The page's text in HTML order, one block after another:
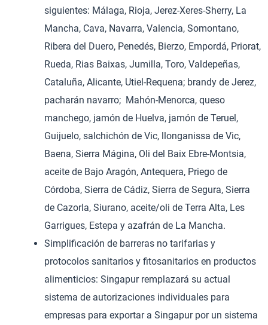
siguientes: Málaga, Rioja, Jerez-Xeres-Sherry, La
Mancha, Cava, Navarra, Valencia, Somontano,
Ribera del Duero, Penedés, Bierzo, Empordá, Priorat,
Rueda, Rias Baixas, Jumilla, Toro, Valdepeñas,
Cataluña, Alicante, Utiel-Requena; brandy de Jerez,
pacharán navarro; Mahón-Menorca, queso
manchego, jamón de Huelva, jamón de Teruel,
Guijuelo, salchichón de Vic, llonganissa de Vic,
Baena, Sierra Mágina, Oli del Baix Ebre-Montsia,
aceite de Bajo Aragón, Antequera, Priego de
Córdoba, Sierra de Cádiz, Sierra de Segura, Sierra
de Cazorla, Siurano, aceite/oli de Terra Alta, Les
Garrigues, Estepa y azafrán de La Mancha.
Simplificación de barreras no tarifarias y
protocolos sanitarios y fitosanitarios en productos
alimenticios: Singapur remplazará su actual
sistema de autorizaciones individuales para
empresas para exportar a Singapur por un sistema